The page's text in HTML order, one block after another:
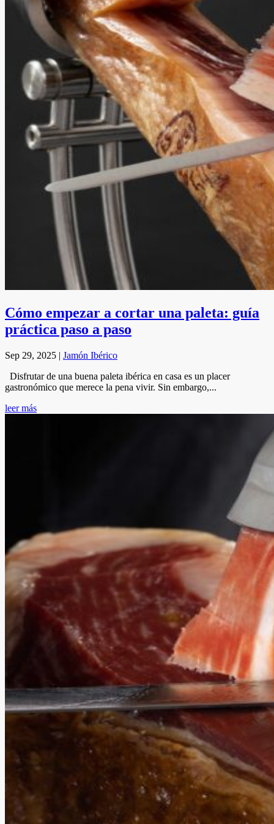
Cómo empezar a cortar una paleta: guía
práctica paso a paso
Sep 29, 2025 | Jamón Ibérico
Disfrutar de una buena paleta ibérica en casa es un placer
gastronómico que merece la pena vivir. Sin embargo,...
leer más